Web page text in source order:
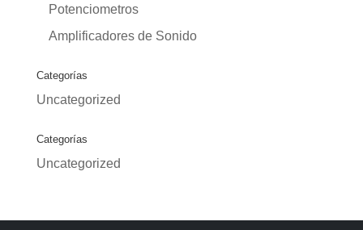
Potenciometros
Amplificadores de Sonido
Categorías
Uncategorized
Categorías
Uncategorized